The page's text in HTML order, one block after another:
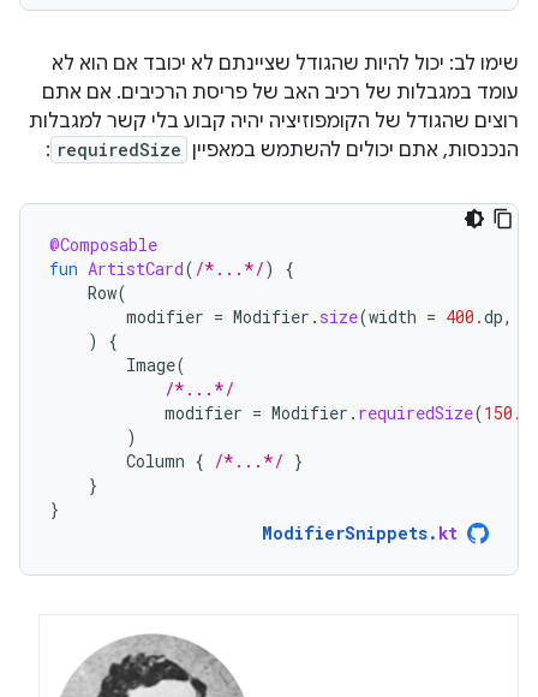
שימו לב: יכול להיות שהגודל שציינתם לא יכובד אם הוא לא
עומד במגבלות של רכיב האב של פריסת הרכיבים. אם אתם
רוצים שהגודל של הקומפוזיציה יהיה קבוע בלי קשר למגבלות
הנכנסות, אתם יכולים להשתמש במאפיין requiredSize
:
@Composable
fun ArtistCard( /*...*/)
{
Row(
modifier = Modifier . size(width = 400.dp,
)
{
Image(
/*...*/
modifier = Modifier . requiredSize(150.
)
Column { /*...*/ }
}
}
ModifierSnippets. kt